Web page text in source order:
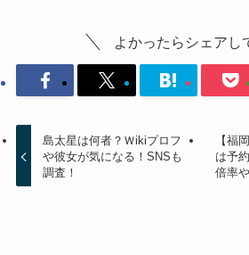
よかったらシェアし
島太星は何者？Ｗikiプロフ
や彼女が気になる！SNSも
調査！
【福
は予
倍率